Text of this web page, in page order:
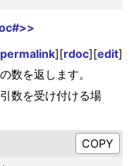
permalink][rdoc][edit]
数を返します。
数を受け付ける場